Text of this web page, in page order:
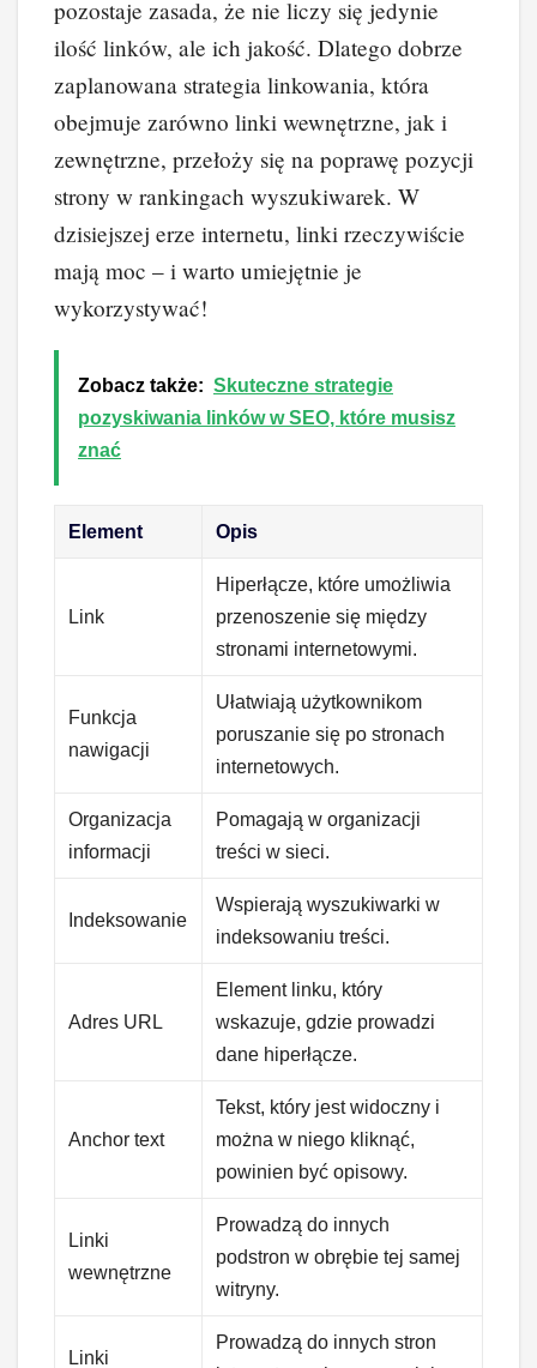
pozostaje zasada, że nie liczy się jedynie
ilość linków, ale ich jakość. Dlatego dobrze
zaplanowana strategia linkowania, która
obejmuje zarówno linki wewnętrzne, jak i
zewnętrzne, przełoży się na poprawę pozycji
strony w rankingach wyszukiwarek. W
dzisiejszej erze internetu, linki rzeczywiście
mają moc – i warto umiejętnie je
wykorzystywać!
Zobacz także: Skuteczne strategie
pozyskiwania linków w SEO, które musisz
znać
Element Opis
Link
Hiperłącze, które umożliwia
przenoszenie się między
stronami internetowymi.
Funkcja
nawigacji
Ułatwiają użytkownikom
poruszanie się po stronach
internetowych.
Organizacja
informacji
Pomagają w organizacji
treści w sieci.
Indeksowanie
Wspierają wyszukiwarki w
indeksowaniu treści.
Adres URL
Element linku, który
wskazuje, gdzie prowadzi
dane hiperłącze.
Anchor text
Tekst, który jest widoczny i
można w niego kliknąć,
powinien być opisowy.
Linki
wewnętrzne
Prowadzą do innych
podstron w obrębie tej samej
witryny.
Linki
Prowadzą do innych stron